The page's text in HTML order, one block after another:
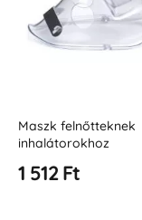
Kompakt maszk
gyerekeknek Oro-
1 512 Ft